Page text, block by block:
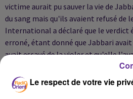
victime aurait pu sauver la vie de
du sang mais qu'ils avaient refusé de
International a déclaré que le
erroné, étant donné que Jabbari
avait essayé de la violer et qu'elle
le meurtrier était en fait un autre
maison. http://
Le respect de votre vie